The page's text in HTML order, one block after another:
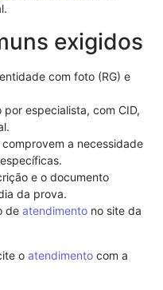
exigidos
com foto (RG) e
por especialista, com CID,
a necessidade
e o documento
da prova.
de atendimento no site da
o atendimento com a